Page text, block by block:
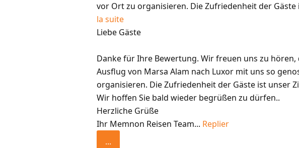
vor Ort zu organisieren. Die Zufriedenheit der
la suite
Liebe Gäste
Danke für Ihre Bewertung. Wir freuen uns zu
Ausflug von Marsa Alam nach Luxor mit uns so
organisieren. Die Zufriedenheit der Gäste ist unser
Wir hoffen Sie bald wieder begrüßen zu dürfen..
Herzliche Grüße
Ihr Memnon Reisen Team... Replier
...